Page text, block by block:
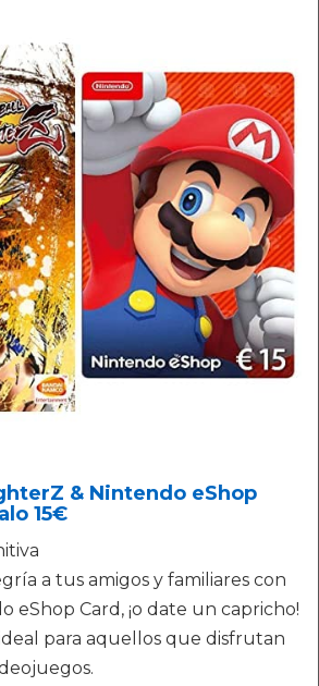
& Nintendo eShop
15€
a tus amigos y familiares con
eShop Card, ¡o date un capricho!
para aquellos que disfrutan